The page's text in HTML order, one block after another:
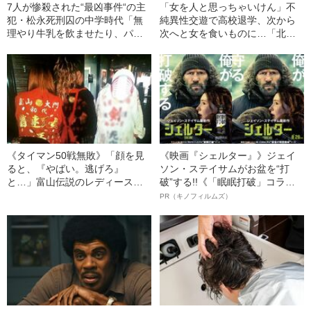
7人が惨殺された“最凶事件“の主
犯・松永死刑囚の中学時代「無
理やり牛乳を飲ませたり、パシ
ムを入手〉
「女を人と思っちゃいけん」不
純異性交遊で高校退学、次から
次へと女を食いものに…「北九
囚の歪んだ思想
《タイマン50戦無敗》「顔を見
ると、『やばい。逃げろ』
と…」富山伝説のレディース初
《映画『シェルター』》ジェイ
ソン・ステイサムがお盆を“打
破”する!!《「眠眠打破」コラ
ボ》
PR（キノフィルムズ）